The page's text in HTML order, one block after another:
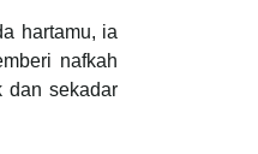
nafkah
dan sekadar